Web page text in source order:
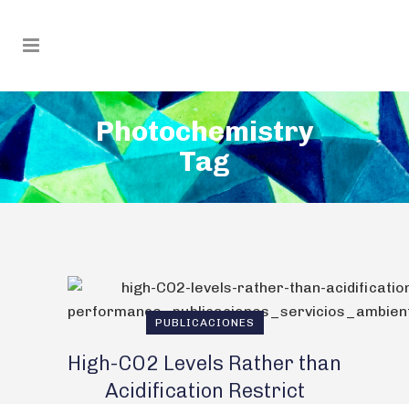
Photochemistry
Tag
PUBLICACIONES
High-CO2 Levels Rather than
Acidification Restrict